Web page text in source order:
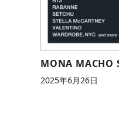
MONA MACHO
2025年6月26日